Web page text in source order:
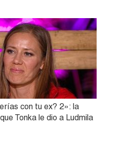
con tu ex? 2»: la
Tonka le dio a Ludmila